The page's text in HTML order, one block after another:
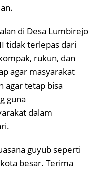
di Desa Lumbirejo
tidak terlepas dari
rukun, dan
agar masyarakat
agar tetap bisa
guna
dalam
guyub seperti
besar. Terima